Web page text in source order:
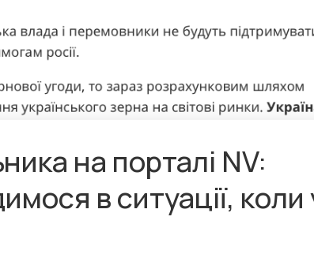
на порталі NV:
в ситуації, коли